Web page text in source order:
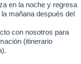
en la noche y regresa
mañana después del
con nosotros para
(itinerario